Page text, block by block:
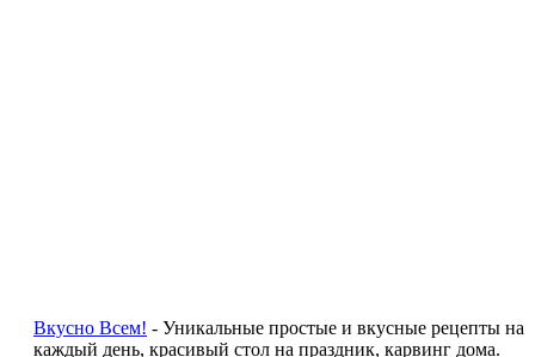
Вкусно Всем! - Уникальные простые и вкусные рецепты на
каждый день, красивый стол на праздник, карвинг дома.